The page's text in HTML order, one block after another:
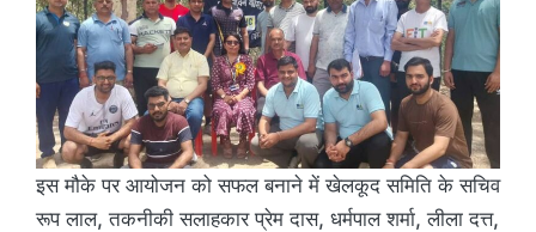
इस मौके पर आयोजन को सफल बनाने में खेलकूद समिति के सचिव
रूप लाल, तकनीकी सलाहकार प्रेम दास, धर्मपाल शर्मा, लीला दत्त,